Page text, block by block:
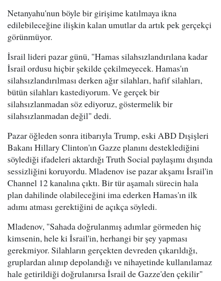
Netanyahu'nun böyle bir girişime katılmaya ikna
edilebileceğine ilişkin kalan umutlar da artık pek gerçekçi
görünmüyor.
İsrail lideri pazar günü, "Hamas silahsızlandırılana kadar
İsrail ordusu hiçbir şekilde çekilmeyecek. Hamas'ın
silahsızlandırılması derken ağır silahları, hafif silahları,
bütün silahları kastediyorum. Ve gerçek bir
silahsızlanmadan söz ediyoruz, göstermelik bir
silahsızlanmadan değil" dedi.
Pazar öğleden sonra itibarıyla Trump, eski ABD Dışişleri
Bakanı Hillary Clinton'ın Gazze planını desteklediğini
söylediği ifadeleri aktardığı Truth Social paylaşımı dışında
sessizliğini koruyordu. Mladenov ise pazar akşamı İsrail'in
Channel 12 kanalına çıktı. Bir tür aşamalı sürecin hala
plan dahilinde olabileceğini ima ederken Hamas'ın ilk
adımı atması gerektiğini de açıkça söyledi.
Mladenov, "Sahada doğrulanmış adımlar görmeden hiç
kimsenin, hele ki İsrail'in, herhangi bir şey yapması
gerekmiyor. Silahların gerçekten devreden çıkarıldığı,
gruplardan alınıp depolandığı ve nihayetinde kullanılamaz
hale getirildiği doğrulanırsa İsrail de Gazze'den çekilir"